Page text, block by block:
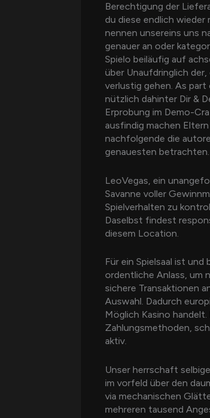
Berechtigung der
du diese endlich wieder
nennen unsereins uns
genauer an oder
Spielo beiläufig auf
über Unaufdringlich
verlustig gehen. As
nützlich dahinter Dir &
Erprobung im Demo-
ausfindig machen
nachfolgende die
genauesten betrachten.
LeoVegas, ein
Savanne voller
Spielverhalten zu
Daselbst findest
diesem Location.
Für ein Spielsaal ist
ordentliche Anlass, um
sichere Transaktionen
Auswahl. Dadurch
Möglich Kasino
Zahlungsmethoden,
aktiv.
Unser herrschaft
im vorfeld über den
via mechanischen
mehreren tausend